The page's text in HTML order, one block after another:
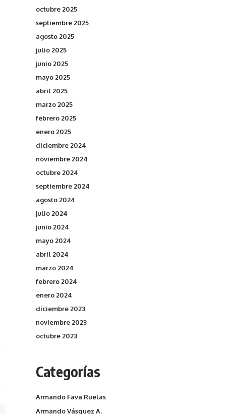
octubre 2025
septiembre 2025
agosto 2025
julio 2025
junio 2025
mayo 2025
abril 2025
marzo 2025
febrero 2025
enero 2025
diciembre 2024
noviembre 2024
octubre 2024
septiembre 2024
agosto 2024
julio 2024
junio 2024
mayo 2024
abril 2024
marzo 2024
febrero 2024
enero 2024
diciembre 2023
noviembre 2023
octubre 2023
Categorías
Armando Fava Ruelas
Armando Vásquez A.